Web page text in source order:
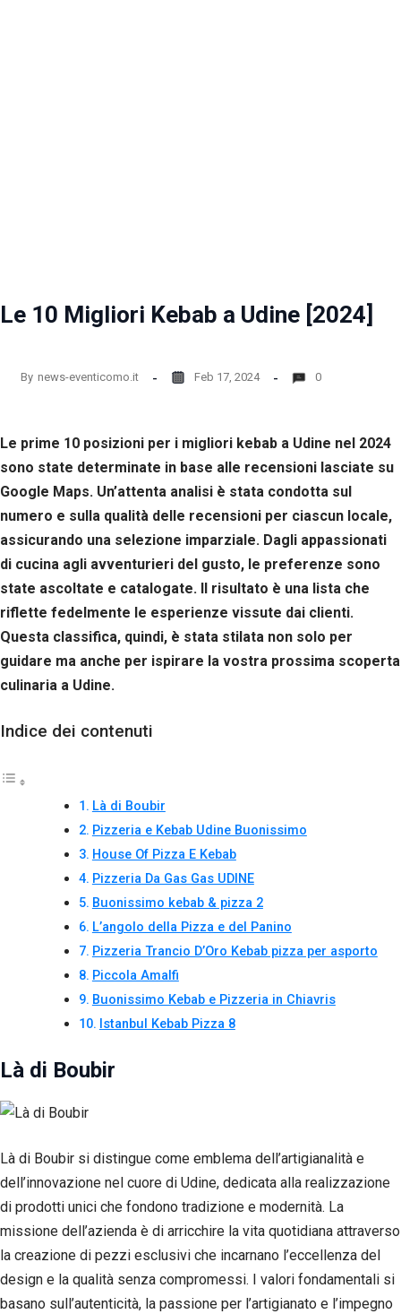
Le 10 Migliori Kebab a Udine [2024]
By news-eventicomo.it Feb 17, 2024 0
Le prime 10 posizioni per i migliori kebab a Udine nel 2024
sono state determinate in base alle recensioni lasciate su
Google Maps. Un’attenta analisi è stata condotta sul
numero e sulla qualità delle recensioni per ciascun locale,
assicurando una selezione imparziale. Dagli appassionati
di cucina agli avventurieri del gusto, le preferenze sono
state ascoltate e catalogate. Il risultato è una lista che
riflette fedelmente le esperienze vissute dai clienti.
Questa classifica, quindi, è stata stilata non solo per
guidare ma anche per ispirare la vostra prossima scoperta
culinaria a Udine.
Indice dei contenuti
Là di Boubir
Pizzeria e Kebab Udine Buonissimo
House Of Pizza E Kebab
Pizzeria Da Gas Gas UDINE
Buonissimo kebab & pizza 2
L’angolo della Pizza e del Panino
Pizzeria Trancio D’Oro Kebab pizza per asporto
Piccola Amalfi
Buonissimo Kebab e Pizzeria in Chiavris
Istanbul Kebab Pizza 8
Là di Boubir
Là di Boubir si distingue come emblema dell’artigianalità e
dell’innovazione nel cuore di Udine, dedicata alla realizzazione
di prodotti unici che fondono tradizione e modernità. La
missione dell’azienda è di arricchire la vita quotidiana attraverso
la creazione di pezzi esclusivi che incarnano l’eccellenza del
design e la qualità senza compromessi. I valori fondamentali si
basano sull’autenticità, la passione per l’artigianato e l’impegno
Necessari
Questi cookie
non sono
Sono
necessari per il